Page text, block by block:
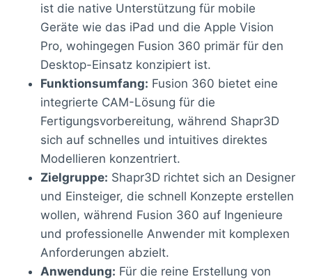
ist die native Unterstützung für mobile
Geräte wie das iPad und die Apple Vision
Pro, wohingegen Fusion 360 primär für den
Desktop-Einsatz konzipiert ist.
Funktionsumfang: Fusion 360 bietet eine
integrierte CAM-Lösung für die
Fertigungsvorbereitung, während Shapr3D
sich auf schnelles und intuitives direktes
Modellieren konzentriert.
Zielgruppe: Shapr3D richtet sich an Designer
und Einsteiger, die schnell Konzepte erstellen
wollen, während Fusion 360 auf Ingenieure
und professionelle Anwender mit komplexen
Anforderungen abzielt.
Anwendung: Für die reine Erstellung von